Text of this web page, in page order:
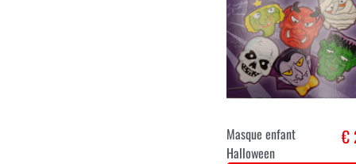
Masque enfant
Halloween
€